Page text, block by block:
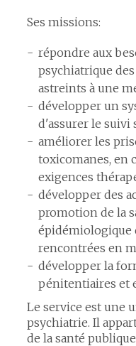
Ses missions:
répondre aux
psychiatrique
astreints à une
développer un
d'assurer le suivi
améliorer les
toxicomanes, en
exigences
développer des
promotion de la
épidémiologique
rencontrées en
développer la
pénitentiaires et
Le service est une
psychiatrie. Il
de la santé